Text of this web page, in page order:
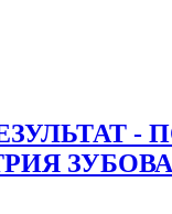
-
ЗУБОВА